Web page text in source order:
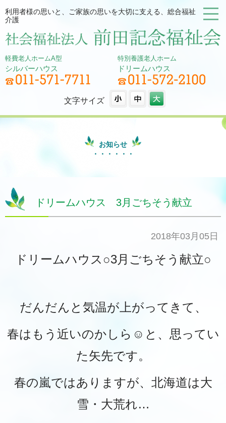
利用者様の思いと、ご家族の思いを大切に支える、総合福祉
介護
軽費老人ホームA型
シルバーハウス
特別養護老人ホーム
ドリームハウス
文字サイズ
お知らせ
ドリームハウス 3月ごちそう献立
2018年03月05日
ドリームハウス○3月ごちそう献立○
だんだんと気温が上がってきて、
春はもう近いのかしら☺と、思ってい
た矢先です。
春の嵐ではありますが、北海道は大
雪・大荒れ…